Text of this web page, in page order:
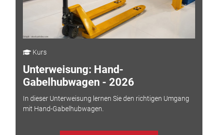
Kurs
Unterweisung: Hand-
Gabelhubwagen - 2026
In dieser Unterweisung lernen Sie den richtigen Umgang
mit Hand-Gabelhubwagen.